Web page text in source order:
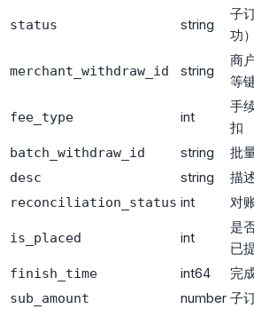
status string
子
功
merchant_withdraw_id string
商
等
fee_type int
手
扣
batch_withdraw_id string 批
desc string 描
reconciliation_status int 对
is_placed int
是
已
finish_time int64 完
sub_amount number 子